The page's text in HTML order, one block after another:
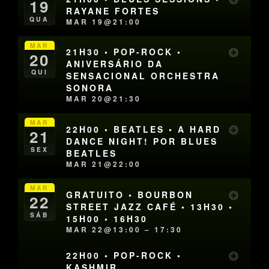
19
QUA
RAYANE FORTES
MAR 19@21:00
MAR
20
QUI
21H30 • POP-ROCK •
ANIVERSÁRIO DA
SENSACIONAL ORCHESTRA
SONORA
MAR 20@21:30
MAR
21
SEX
22H00 • BEATLES • A HARD
DANCE NIGHT! POR BLUES
BEATLES
MAR 21@22:00
MAR
22
SÁB
GRATUITO • BOURBON
STREET JAZZ CAFÉ • 13H30 •
15H00 • 16H30
MAR 22@13:00 – 17:30
22H00 • POP-ROCK •